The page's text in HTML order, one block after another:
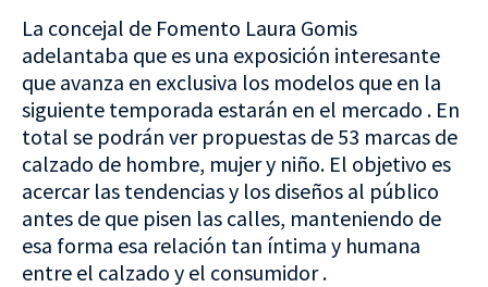
La concejal de Fomento Laura Gomis
adelantaba que es una exposición interesante
que avanza en exclusiva los modelos que en la
siguiente temporada estarán en el mercado . En
total se podrán ver propuestas de 53 marcas de
calzado de hombre, mujer y niño. El objetivo es
acercar las tendencias y los diseños al público
antes de que pisen las calles, manteniendo de
esa forma esa relación tan íntima y humana
entre el calzado y el consumidor .